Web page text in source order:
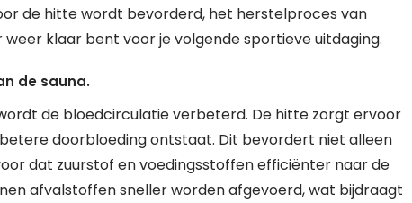
de hitte wordt bevorderd, het herstelproces van
klaar bent voor je volgende sportieve uitdaging.
de sauna.
de bloedcirculatie verbeterd. De hitte zorgt ervoor
doorbloeding ontstaat. Dit bevordert niet alleen
dat zuurstof en voedingsstoffen efficiënter naar de
afvalstoffen sneller worden afgevoerd, wat bijdraagt